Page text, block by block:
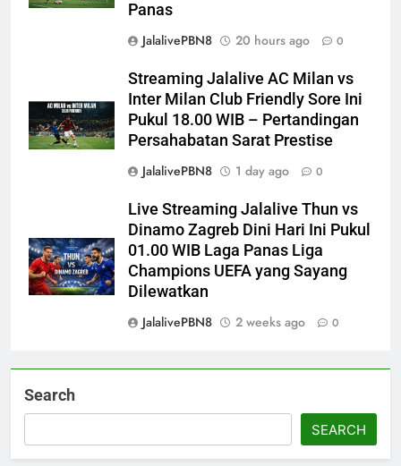
Panas
JalalivePBN8
20 hours ago 0
Streaming Jalalive AC Milan vs
Inter Milan Club Friendly Sore Ini
Pukul 18.00 WIB – Pertandingan
Persahabatan Sarat Prestise
JalalivePBN8
1 day ago 0
Live Streaming Jalalive Thun vs
Dinamo Zagreb Dini Hari Ini Pukul
01.00 WIB Laga Panas Liga
Champions UEFA yang Sayang
Dilewatkan
JalalivePBN8
2 weeks ago 0
Search
SEARCH